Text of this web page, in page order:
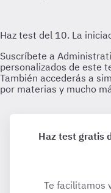
Haz test gratis
Te facilitamos